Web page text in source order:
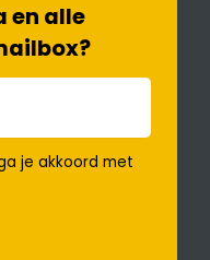
en alle
je akkoord met